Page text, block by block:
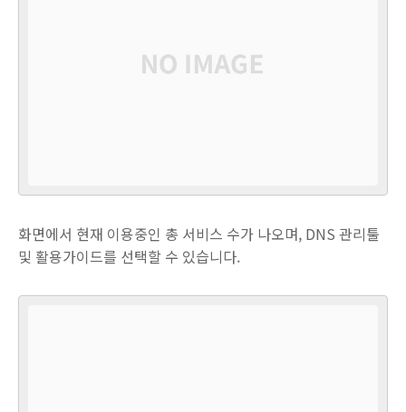
화면에서 현재 이용중인 총 서비스 수가 나오며, DNS 관리툴
및 활용가이드를 선택할 수 있습니다.